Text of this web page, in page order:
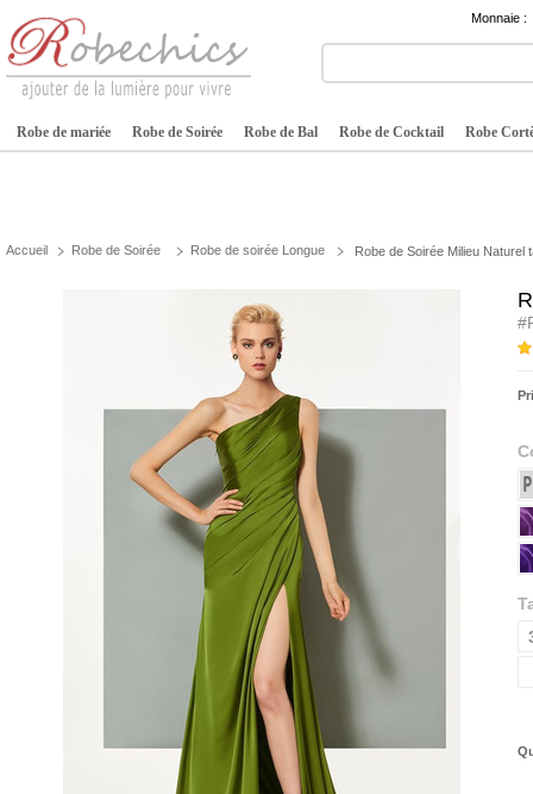
Monnaie :
Robe de mariée Robe de Soirée Robe de Bal Robe de Cocktail Robe
Accueil Robe de Soirée Robe de soirée Longue Robe de Soirée Milieu Naturel